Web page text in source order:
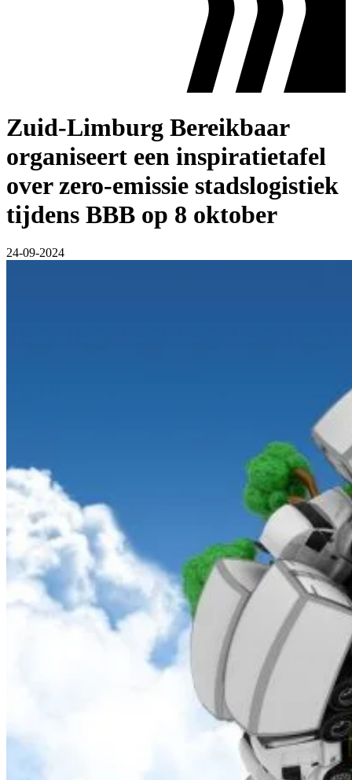
Zuid-Limburg Bereikbaar
organiseert een inspiratietafel
over zero-emissie stadslogistiek
tijdens BBB op 8 oktober
24-09-2024